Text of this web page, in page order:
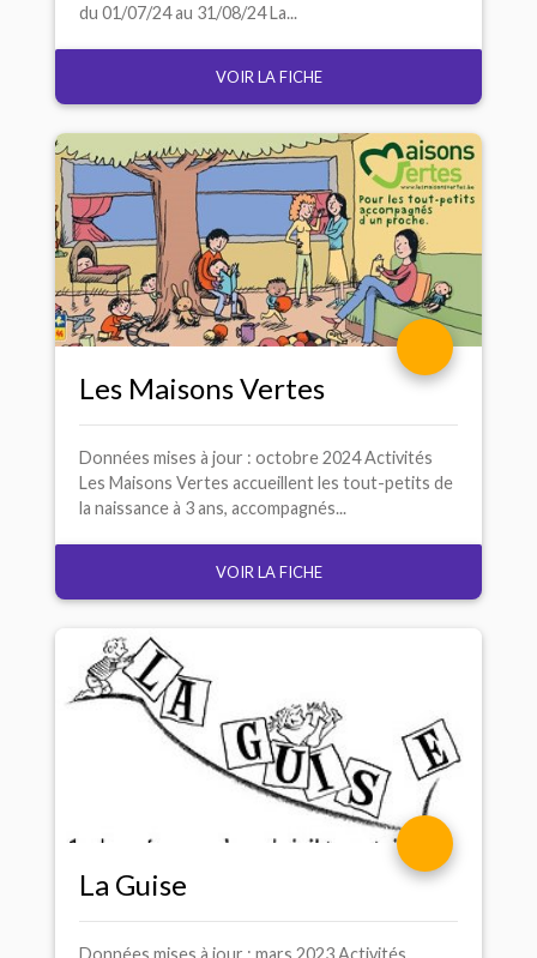
du 01/07/24 au 31/08/24 La...
VOIR LA FICHE
Les Maisons Vertes
Données mises à jour : octobre 2024 Activités
Les Maisons Vertes accueillent les tout-petits de
la naissance à 3 ans, accompagnés...
VOIR LA FICHE
La Guise
Données mises à jour : mars 2023 Activités